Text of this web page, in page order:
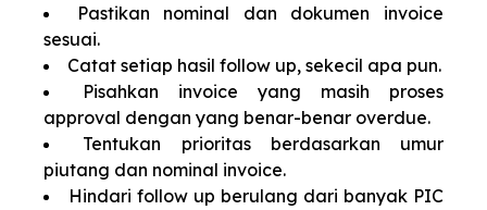
Pastikan nominal dan dokumen invoice
sesuai.
Catat setiap hasil follow up, sekecil apa pun.
Pisahkan invoice yang masih proses
approval dengan yang benar-benar overdue.
Tentukan prioritas berdasarkan umur
piutang dan nominal invoice.
Hindari follow up berulang dari banyak PIC